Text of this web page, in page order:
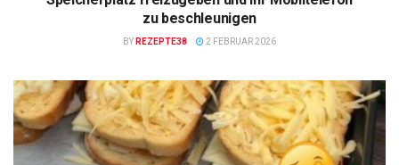
zu beschleunigen
BY REZEPTE38 2 FEBRUAR 2026